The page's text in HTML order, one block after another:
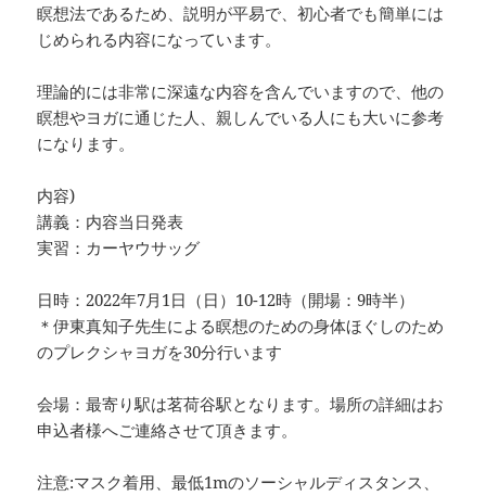
瞑想法であるため、説明が平易で、初心者でも簡単には
じめられる内容になっています。
理論的には非常に深遠な内容を含んでいますので、他の
瞑想やヨガに通じた人、親しんでいる人にも大いに参考
になります。
内容)
講義：内容当日発表
実習：カーヤウサッグ
日時：2022年7月1日（日）10-12時（開場：9時半）
＊伊東真知子先生による瞑想のための身体ほぐしのため
のプレクシャヨガを30分行います
会場：最寄り駅は茗荷谷駅となります。場所の詳細はお
申込者様へご連絡させて頂きます。
注意:マスク着用、最低1mのソーシャルディスタンス、